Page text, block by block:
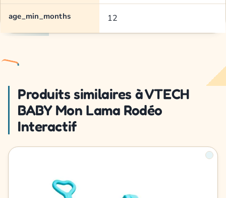
age_min_months 12
Produits similaires à VTECH
BABY Mon Lama Rodéo
Interactif